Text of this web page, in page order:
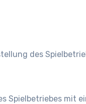
des
Spielbetriebes mit